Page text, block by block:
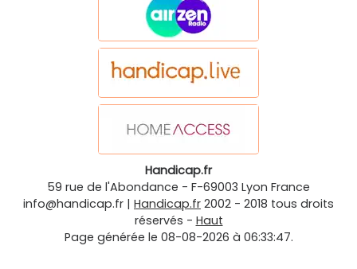
Handicap.fr
59 rue de l'Abondance - F-69003 Lyon France
info@handicap.fr | Handicap.fr 2002 - 2018 tous droits
réservés - Haut
Page générée le 08-08-2026 à 06:33:47.